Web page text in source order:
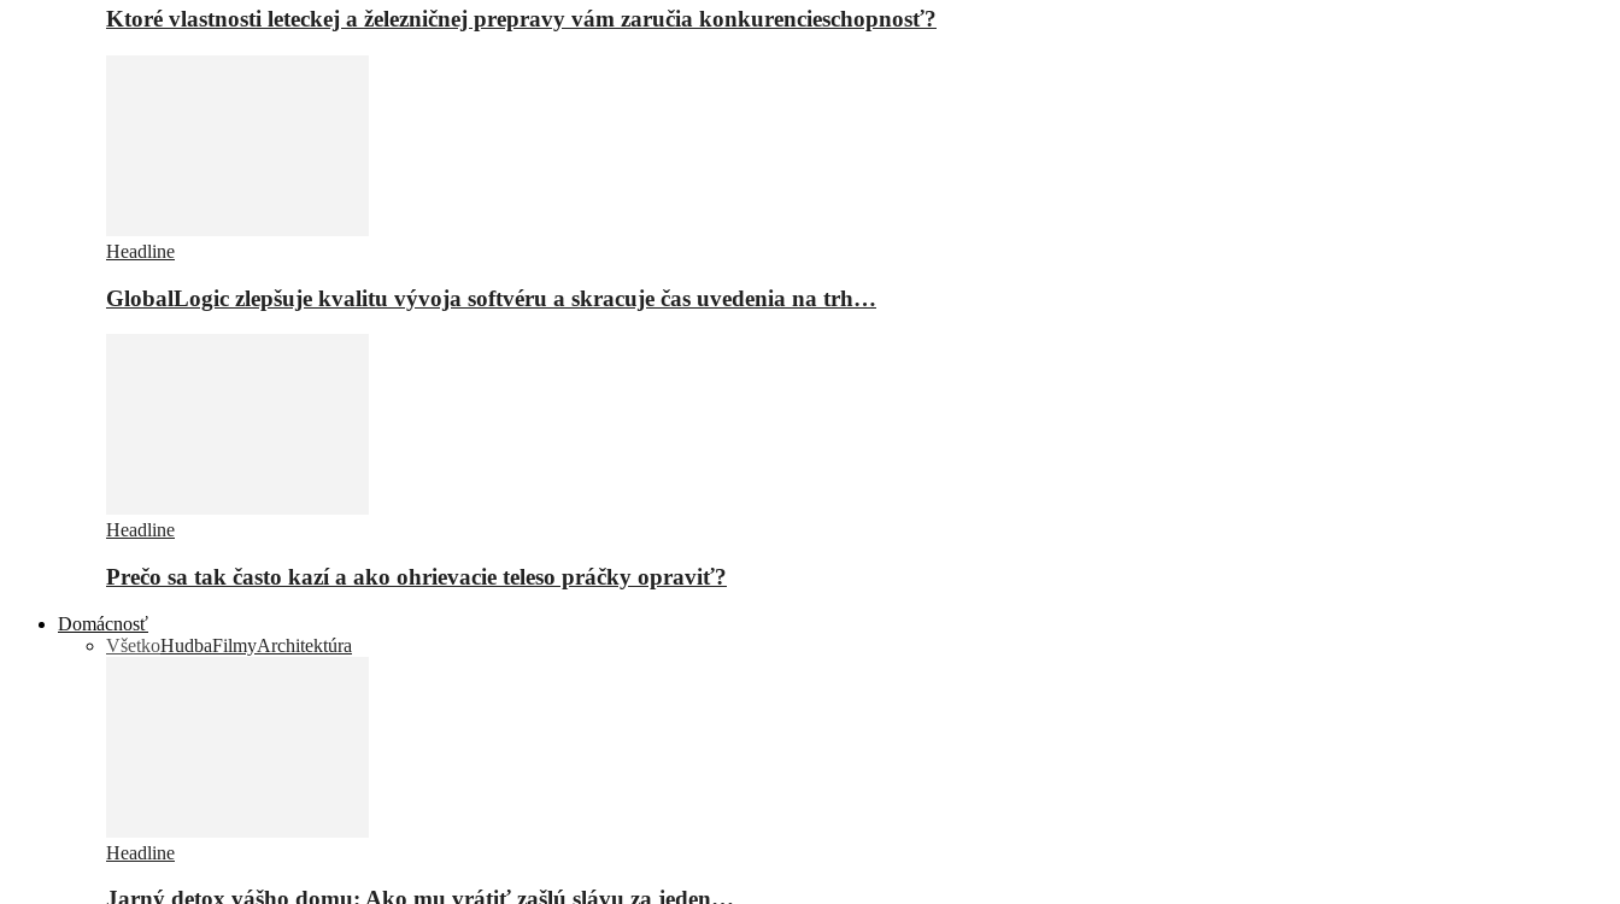
Ktoré vlastnosti leteckej a železničnej prepravy vám zaručia konkurencieschopnosť?
Headline
GlobalLogic zlepšuje kvalitu vývoja softvéru a skracuje čas uvedenia na trh…
Headline
Prečo sa tak často kazí a ako ohrievacie teleso práčky opraviť?
Domácnosť
VšetkoHudbaFilmyArchitektúra
Headline